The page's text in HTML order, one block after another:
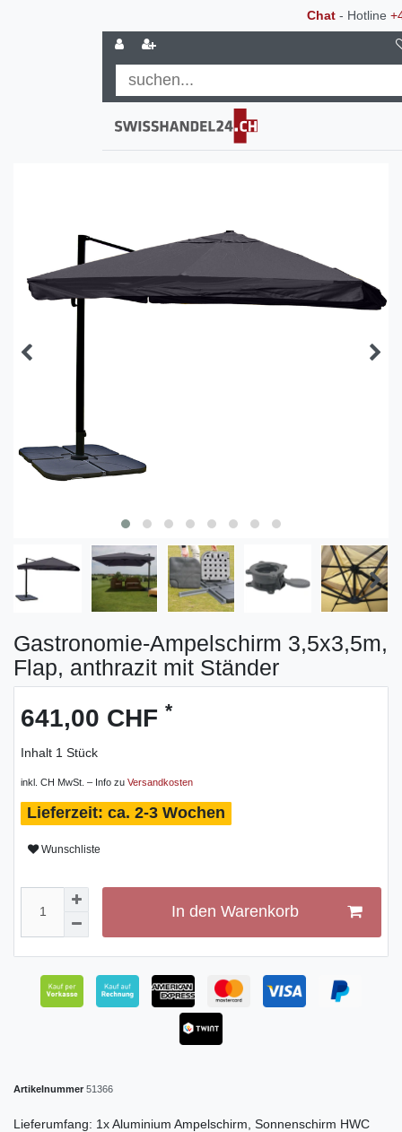
Chat- Hotline
Gastronomie-Ampelschirm 3,5x3,5m,
Flap, anthrazit mit Ständer
641,00 CHF *
Inhalt 1 Stück
inkl. CH MwSt. – Info zu Versandkosten
ca. 2-3 Wochen
Wunschliste
In den Warenkorb
Artikelnummer 51366
Lieferumfang: 1x Aluminium Ampelschirm, Sonnenschirm HWC